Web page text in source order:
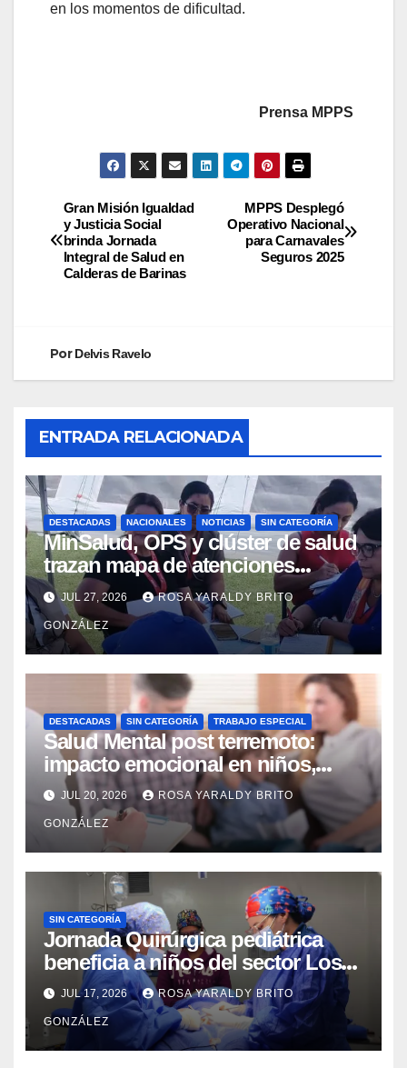
en los momentos de dificultad.
Prensa MPPS
MPPS Desplegó
Operativo Nacional
para Carnavales
Seguros 2025
Gran Misión Igualdad
y Justicia Social
brinda Jornada
Integral de Salud en
Calderas de Barinas
PorDelvis Ravelo
ENTRADA RELACIONADA
DESTACADAS NACIONALES NOTICIAS SIN CATEGORÍA
MinSalud, OPS y clúster de salud
trazan mapa de atenciones
integrales para reforzar la
contingencia
JUL 27, 2026 ROSA YARALDY BRITO
GONZÁLEZ
DESTACADAS SIN CATEGORÍA TRABAJO ESPECIAL
Salud Mental post terremoto:
impacto emocional en niños,
niñas, adolescentes y madres
JUL 20, 2026 ROSA YARALDY BRITO
GONZÁLEZ
SIN CATEGORÍA
Jornada Quirúrgica pediátrica
beneficia a niños del sector Los
Curos
JUL 17, 2026 ROSA YARALDY BRITO
GONZÁLEZ